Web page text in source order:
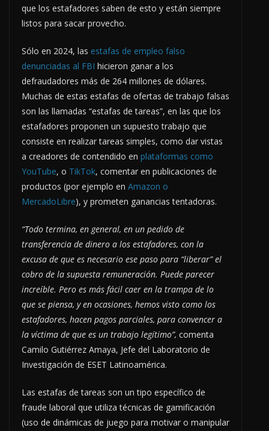
que los estafadores saben de esto y están siempre
listos para sacar provecho.
Sólo en 2024, las estafas de empleo falso
denunciadas al FBI hicieron ganar a los
defraudadores más de 264 millones de dólares.
Muchas de estas estafas de ofertas de trabajo falsas
son las llamadas “estafas de tareas”, en las que los
estafadores proponen un supuesto trabajo que
consiste en realizar tareas simples, como dar vistas
a creadores de contendido en plataformas como
YouTube, o TikTok, comentar en publicaciones de
productos (por ejemplo en Amazon o
MercadoLibre), y prometen ganancias tentadoras.
“Todo termina, en general, en un pedido de
transferencia de dinero a los estafadores, con la
excusa de que es necesario ese paso para “liberar” el
cobro de la supuesta remuneración. Puede parecer
increíble. Pero es más fácil caer en la trampa de lo
que se piensa, y en ocasiones, hemos visto como los
estafadores, hacen pagos parciales, para convencer a
la víctima de que es un trabajo legítimo”, comenta
Camilo Gutiérrez Amaya, Jefe del Laboratorio de
Investigación de ESET Latinoamérica.
Las estafas de tareas son un tipo específico de
fraude laboral que utiliza técnicas de gamificación
(uso de dinámicas de juego para motivar o manipular